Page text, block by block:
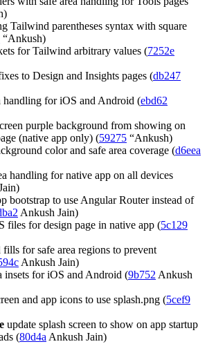
Tailwind parentheses syntax with square
“Ankush)
for Tailwind arbitrary values (7252e
to Design and Insights pages (db247
handling for iOS and Android (ebd62
purple background from showing on
(native app only) (59275 “Ankush)
color and safe area coverage (d6eea
handling for native app on all devices
bootstrap to use Angular Router instead of
Ankush Jain)
files for design page in native app (5c129
for safe area regions to prevent
Ankush Jain)
insets for iOS and Android (9b752 Ankush
and app icons to use splash.png (5cef9
update splash screen to show on app startup
(80d4a Ankush Jain)